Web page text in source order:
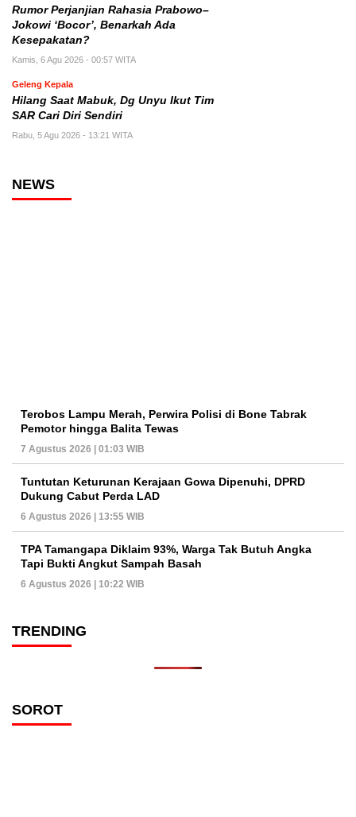
Rumor Perjanjian Rahasia Prabowo–
Jokowi ‘Bocor’, Benarkah Ada
Kesepakatan?
Kamis, 6 Agu 2026 - 00:57 WITA
Geleng Kepala
Hilang Saat Mabuk, Dg Unyu Ikut Tim
SAR Cari Diri Sendiri
Rabu, 5 Agu 2026 - 13:21 WITA
NEWS
Terobos Lampu Merah, Perwira Polisi di Bone Tabrak
Pemotor hingga Balita Tewas
7 Agustus 2026 | 01:03 WIB
Tuntutan Keturunan Kerajaan Gowa Dipenuhi, DPRD
Dukung Cabut Perda LAD
6 Agustus 2026 | 13:55 WIB
TPA Tamangapa Diklaim 93%, Warga Tak Butuh Angka
Tapi Bukti Angkut Sampah Basah
6 Agustus 2026 | 10:22 WIB
TRENDING
SOROT